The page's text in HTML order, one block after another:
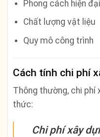
Phong cách hiện
Chất lượng vật liệu
Quy mô công trình
Cách tính chi phí
Thông thường, chi
thức:
Chi phí xây